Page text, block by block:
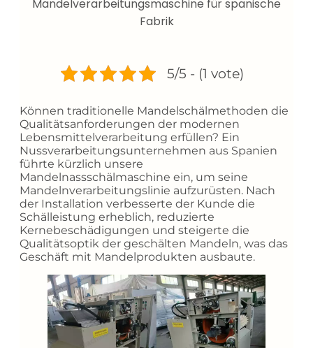
Mandelverarbeitungsmaschine für spanische
Fabrik
5/5 - (1 vote)
Können traditionelle Mandelschälmethoden die
Qualitätsanforderungen der modernen
Lebensmittelverarbeitung erfüllen? Ein
Nussverarbeitungsunternehmen aus Spanien
führte kürzlich unsere
Mandelnassschälmaschine ein, um seine
Mandelnverarbeitungslinie aufzurüsten. Nach
der Installation verbesserte der Kunde die
Schälleistung erheblich, reduzierte
Kernebeschädigungen und steigerte die
Qualitätsoptik der geschälten Mandeln, was das
Geschäft mit Mandelprodukten ausbaute.